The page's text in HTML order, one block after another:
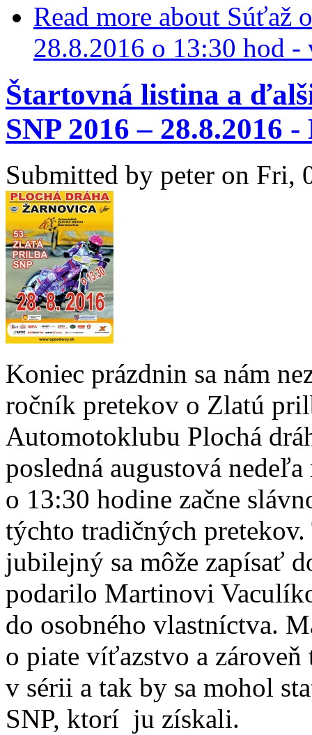
Read more about Súťaž
28.8.2016 o 13:30 hod -
Štartovná listina a
SNP 2016 – 28.8.2016
Submitted by peter on Fri,
Koniec prázdnin sa nám
ročník pretekov o Zlatú
Automotoklubu Plochá
posledná augustová
o 13:30 hodine začne
týchto tradičných
jubilejný sa môže zapísať
podarilo Martinovi
do osobného vlastníctva.
o piate víťazstvo a
v sérii a tak by sa mohol
SNP, ktorí ju získali.